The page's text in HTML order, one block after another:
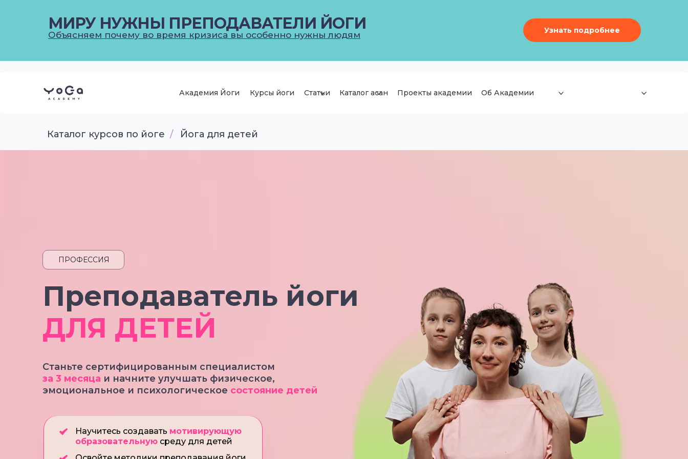
Узнать подробнее
МИРУ НУЖНЫ ПРЕПОДАВАТЕЛИ ЙОГИ
Объясняем почему во время кризиса вы особенно нужны людям
Академия Йоги Курсы йоги Статьи Каталог асан Проекты академии Об Академии
Каталог курсов по йоге / Йога для детей
Станьте сертифицированным специали стом
за 3 месяца и начните улучшать физическое,
эмоциональное и психологическое состояние детей
Препо даватель йоги
ДЛЯ ДЕТЕЙ
ПРОФЕССИЯ
Научитесь создавать мотивирующую
образовательную среду для детей